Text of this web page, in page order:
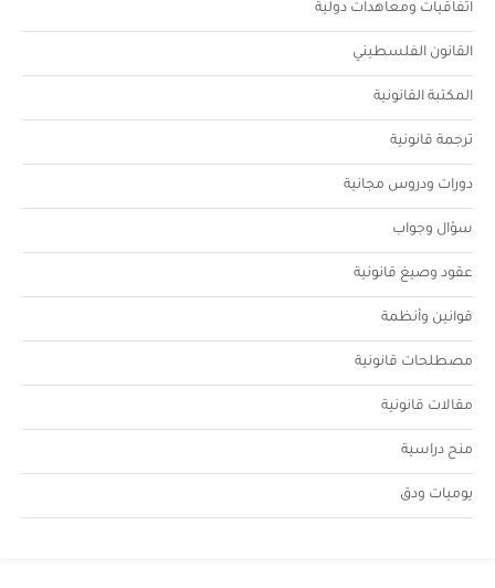
اتفاقيات ومعاهدات دولية
القانون الفلسطيني
المكتبة القانونية
ترجمة قانونية
دورات ودروس مجانية
سؤال وجواب
عقود وصيغ قانونية
قوانين وأنظمة
مصطلحات قانونية
مقالات قانونية
منح دراسية
يوميات ودق